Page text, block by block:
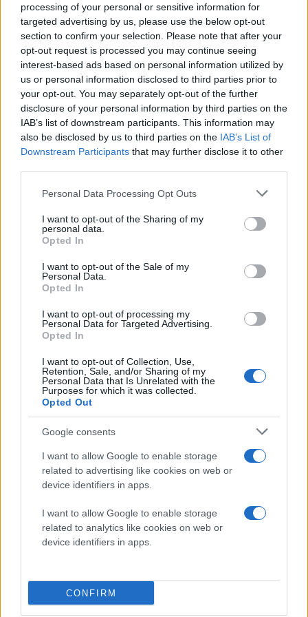
processing of your personal or sensitive information for
targeted advertising by us, please use the below opt-out
section to confirm your selection. Please note that after your
opt-out request is processed you may continue seeing
interest-based ads based on personal information utilized by
us or personal information disclosed to third parties prior to
your opt-out. You may separately opt-out of the further
disclosure of your personal information by third parties on the
IAB’s list of downstream participants. This information may
also be disclosed by us to third parties on the IAB’s List of
Downstream Participants that may further disclose it to other
Please note that this website/app uses one or more Google
not limited to your visit or usage behaviour. You may click to
grant or deny consent to Google and its third-party tags to
use your data for below specified purposes in below Google
consent section.
Personal Data Processing Opt Outs
I want to opt-out of the Sharing of my
personal data.
Opted In
I want to opt-out of the Sale of my
Personal Data.
Opted In
I want to opt-out of processing my
Personal Data for Targeted Advertising.
Opted In
I want to opt-out of Collection, Use,
Retention, Sale, and/or Sharing of my
Personal Data that Is Unrelated with the
Purposes for which it was collected.
Opted Out
Google consents
I want to allow Google to enable storage
related to advertising like cookies on web or
device identifiers in apps.
I want to allow Google to enable storage
related to analytics like cookies on web or
device identifiers in apps.
CONFIRM
Αυτή η δήλωση έρχεται σε αντίθεση με την αναφορά
που είδαμε την περασμένη εβδομάδα από κινέζικα
μέσα ενημέρωσης,δηλαδή ότι το λειτουργικό
σύστημα της Huawei απέχει πολύ από την
ολοκλήρωση του. Επίσης, γνωρίζουμε ότι θα τεθεί σε
ισχύ ο πλήρης αποκλεισμός της Huawei από τις ΗΠΑ
στις 19 Αυγούστου, όταν θα εκπνεύσει η περίοδος
χάριτος των 90 ημερών.
tablets, τηλεοράσεις, αυτοκίνητα, smartwatches,
wearables κλπ.) και θα υποστηρίζει τις εφαρμογές
Android χωρίς να απαιτείται κάποια ειδική ρύθμιση. Ο
είναι διαθέσιμες μέσα από το κατάστημα εφαρμογών
Huawei AppGallery.
Ενδιαφέρον παρουσιάζουν και οι δηλώσεις του για
όλη την κατάσταση γενικότερα.
Οι κυρώσεις των ΗΠΑ δεν θα επηρεάσουν
το λειτουργικό σύστημα μας, ούτε την
παραγωγή των chipsets μας, καθώς
είμαστε αυτάρκεις από πολλές έννοιες.
εκτός από αυτά της Intel για PCs και
servers. Κάθε άλλος παίκτης στην αγορά
και είμαστε οι μοναδικοί με δικό μας
chipset. Γι' αυτό, άλλωστε, μπορούμε να
εξελισσόμαστε με τους δικούς μας
μας ARM-based επεξεργαστή για να
αντικαταστήσουμε αυτά της Intel και